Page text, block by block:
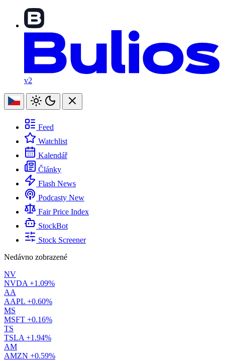
v2
Feed
Watchlist
Kalendář
Články
Flash News
Podcasty New
Fair Price Index
StockBot
Stock Screener
Nedávno zobrazené
NV
NVDA +1.09%
AA
AAPL +0.60%
MS
MSFT +0.16%
TS
TSLA +1.94%
AM
AMZN +0.59%